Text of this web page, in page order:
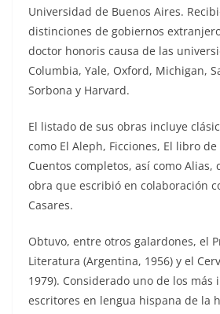
Universidad de Buenos Aires.
distinciones de gobiernos
doctor honoris causa de las
Columbia, Yale, Oxford, Michigan,
Sorbona y Harvard.
El listado de sus obras incluye
como El Aleph, Ficciones, El libro
Cuentos completos, así como Alias,
obra que escribió en colaboración
Casares.
Obtuvo, entre otros galardones, el
Literatura (Argentina, 1956) y el
1979). Considerado uno de los más
escritores en lengua hispana de la